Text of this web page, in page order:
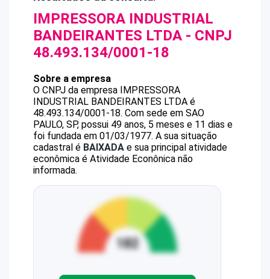
IMPRESSORA INDUSTRIAL
BANDEIRANTES LTDA - CNPJ
48.493.134/0001-18
Sobre a empresa
O CNPJ da empresa IMPRESSORA
INDUSTRIAL BANDEIRANTES LTDA é
48.493.134/0001-18. Com sede em SAO
PAULO, SP, possui 49 anos, 5 meses e 11 dias e
foi fundada em 01/03/1977. A sua situação
cadastral é BAIXADA e sua principal atividade
econômica é Atividade Econônica não
informada.